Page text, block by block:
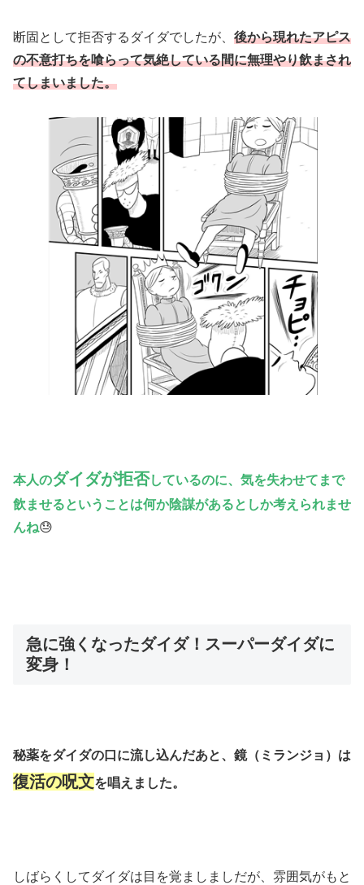
断固として拒否するダイダでしたが、 後から現れたアピス
の不意打ちを喰らって気絶している間に無理やり飲まされ
てしまいました。
本人のダイダが拒否しているのに、気を失わせてまで
飲ませるということは何か陰謀があるとしか考えられませ
んね😓
急に強くなったダイダ！スーパーダイダに
変身！
秘薬をダイダの口に流し込んだあと、鏡（ミランジョ）は
復活の呪文を唱えました。
しばらくしてダイダは目を覚ましましだが、雰囲気がもと